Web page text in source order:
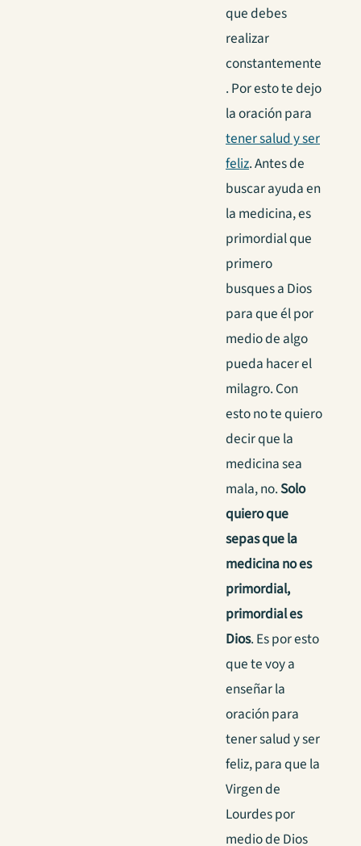
que debes
realizar
constantemente
. Por esto te dejo
la oración para
tener salud y ser
feliz. Antes de
buscar ayuda en
la medicina, es
primordial que
primero
busques a Dios
para que él por
medio de algo
pueda hacer el
milagro. Con
esto no te quiero
decir que la
medicina sea
mala, no.Solo
quiero que
sepas que la
medicina no es
primordial,
primordial es
Dios. Es por esto
que te voy a
enseñar la
oración para
tener salud y ser
feliz, para que la
Virgen de
Lourdes por
medio de Dios